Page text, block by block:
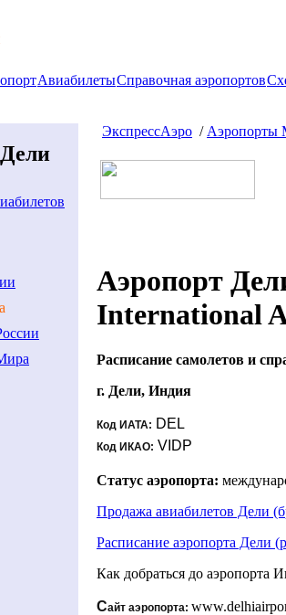
АвиабилетыСправочная аэропортов
ЭкспрессАэро / Аэропорты
Аэропорт
International
Расписание самолетов и
г. Дели, Индия
Код ИАТА: DEL
Код ИКАО: VIDP
Статус аэропорта:
Продажа авиабилетов Дели
Расписание аэропорта Дели
Как добраться до аэропорта
Сайт аэропорта: